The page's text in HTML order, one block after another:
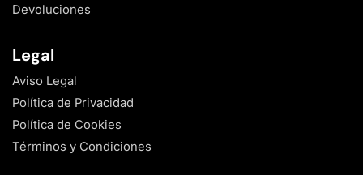
Devoluciones
Legal
Aviso Legal
Política de Privacidad
Política de Cookies
Términos y Condiciones